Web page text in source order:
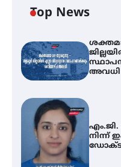
Top News
അവധി
നിന്ന്